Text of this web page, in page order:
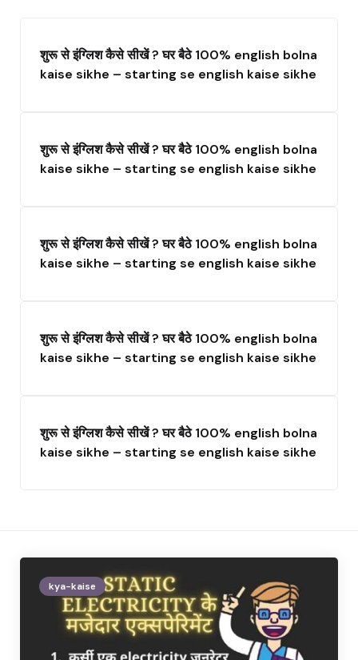
शुरू से इंग्लिश कैसे सीखें ? घर बैठे 100% english bolna
kaise sikhe – starting se english kaise sikhe
शुरू से इंग्लिश कैसे सीखें ? घर बैठे 100% english bolna
kaise sikhe – starting se english kaise sikhe
शुरू से इंग्लिश कैसे सीखें ? घर बैठे 100% english bolna
kaise sikhe – starting se english kaise sikhe
शुरू से इंग्लिश कैसे सीखें ? घर बैठे 100% english bolna
kaise sikhe – starting se english kaise sikhe
शुरू से इंग्लिश कैसे सीखें ? घर बैठे 100% english bolna
kaise sikhe – starting se english kaise sikhe
kya-kaise